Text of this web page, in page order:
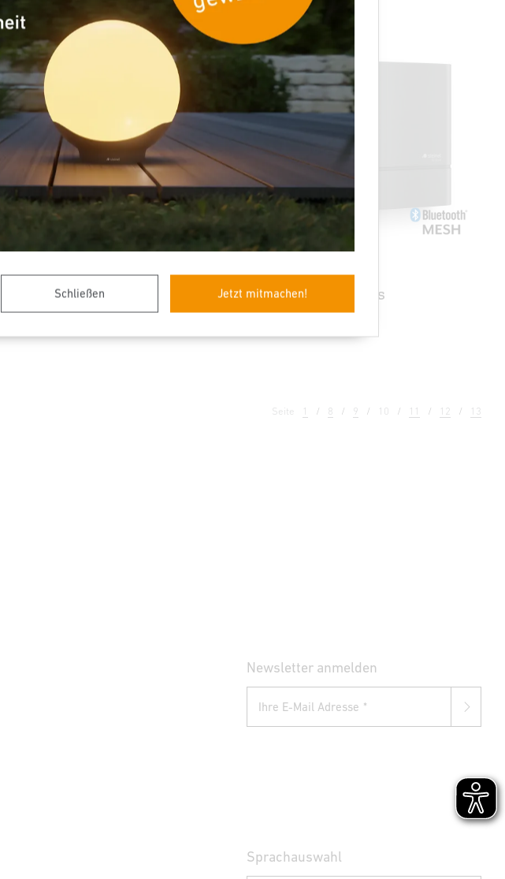
Schließen Jetzt mitmachen!
Bewegungsmelder - Professional Line Dämmerungsschalter
NightmatIQ Plus
Seite 1 8 9 10 11 12 13
Newsletter anmelden
Ihre E-Mail Adresse
Sprachauswahl